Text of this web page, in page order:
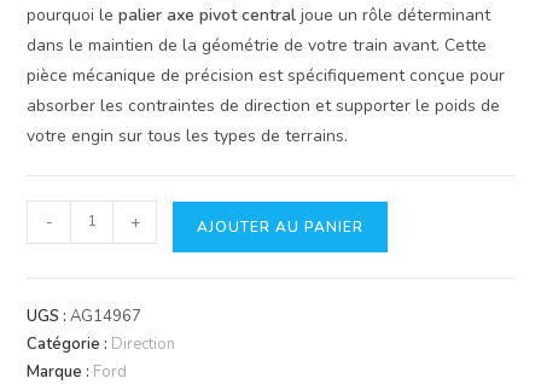
pourquoi lepalier axe pivot central joue un rôle déterminant
dans le maintien de la géométrie de votre train avant. Cette
pièce mécanique de précision est spécifiquement conçue pour
absorber les contraintes de direction et supporter le poids de
votre engin sur tous les types de terrains.
quantité
de
Axe
Pivot
Central
- + AJOUTER AU PANIER
UGS :AG14967
Catégorie : Direction
Marque : Ford